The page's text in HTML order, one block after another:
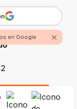
en Google